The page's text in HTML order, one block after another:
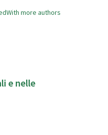
With more authors
e nelle